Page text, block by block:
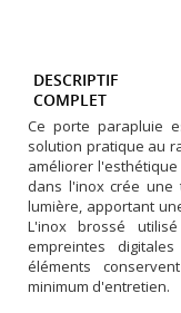
DESCRIPTIF
COMPLET
Ce porte parapluie
solution pratique au
améliorer
dans l'inox crée une
lumière, apportant
L'inox brossé
empreintes
éléments
minimum d'entretien.